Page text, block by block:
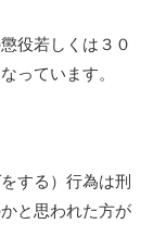
役若しくは３０
っています。
する）行為は刑
と思われた方が